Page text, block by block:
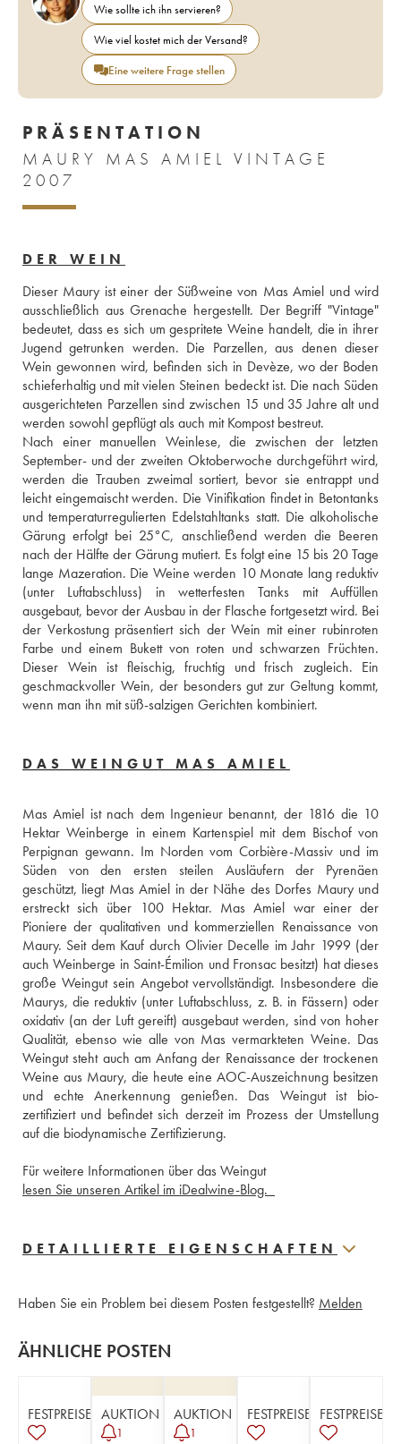
Wie sollte ich ihn servieren?
Wie viel kostet mich der Versand?
Eine weitere Frage stellen
PRÄSENTATION
MAURY MAS AMIEL VINTAGE
2007
DER WEIN
Dieser Maury ist einer der Süßweine von Mas Amiel und wird
ausschließlich aus Grenache hergestellt. Der Begriff "Vintage"
bedeutet, dass es sich um gespritete Weine handelt, die in ihrer
Jugend getrunken werden. Die Parzellen, aus denen dieser
Wein gewonnen wird, befinden sich in Devèze, wo der Boden
schieferhaltig und mit vielen Steinen bedeckt ist. Die nach Süden
ausgerichteten Parzellen sind zwischen 15 und 35 Jahre alt und
werden sowohl gepflügt als auch mit Kompost bestreut.
Nach einer manuellen Weinlese, die zwischen der letzten
September- und der zweiten Oktoberwoche durchgeführt wird,
werden die Trauben zweimal sortiert, bevor sie entrappt und
leicht eingemaischt werden. Die Vinifikation findet in Betontanks
und temperaturregulierten Edelstahltanks statt. Die alkoholische
Gärung erfolgt bei 25°C, anschließend werden die Beeren
nach der Hälfte der Gärung mutiert. Es folgt eine 15 bis 20 Tage
lange Mazeration. Die Weine werden 10 Monate lang reduktiv
(unter Luftabschluss) in wetterfesten Tanks mit Auffüllen
ausgebaut, bevor der Ausbau in der Flasche fortgesetzt wird. Bei
der Verkostung präsentiert sich der Wein mit einer rubinroten
Farbe und einem Bukett von roten und schwarzen Früchten.
Dieser Wein ist fleischig, fruchtig und frisch zugleich. Ein
geschmackvoller Wein, der besonders gut zur Geltung kommt,
wenn man ihn mit süß-salzigen Gerichten kombiniert.
DAS WEINGUT MAS AMIEL
Mas Amiel ist nach dem Ingenieur benannt, der 1816 die 10
Hektar Weinberge in einem Kartenspiel mit dem Bischof von
Perpignan gewann. Im Norden vom Corbière-Massiv und im
Süden von den ersten steilen Ausläufern der Pyrenäen
geschützt, liegt Mas Amiel in der Nähe des Dorfes Maury und
erstreckt sich über 100 Hektar. Mas Amiel war einer der
Pioniere der qualitativen und kommerziellen Renaissance von
Maury. Seit dem Kauf durch Olivier Decelle im Jahr 1999 (der
auch Weinberge in Saint-Émilion und Fronsac besitzt) hat dieses
große Weingut sein Angebot vervollständigt. Insbesondere die
Maurys, die reduktiv (unter Luftabschluss, z. B. in Fässern) oder
oxidativ (an der Luft gereift) ausgebaut werden, sind von hoher
Qualität, ebenso wie alle von Mas vermarkteten Weine. Das
Weingut steht auch am Anfang der Renaissance der trockenen
Weine aus Maury, die heute eine AOC-Auszeichnung besitzen
und echte Anerkennung genießen. Das Weingut ist bio-
zertifiziert und befindet sich derzeit im Prozess der Umstellung
auf die biodynamische Zertifizierung.
Für weitere Informationen über das Weingut
lesen Sie unseren Artikel im iDealwine-Blog.
DETAILLIERTE EIGENSCHAFTEN
Haben Sie ein Problem bei diesem Posten festgestellt? Melden
ÄHNLICHE POSTEN
FESTPREISE AUKTION
1
AUKTION
1
FESTPREISE FESTPREISE